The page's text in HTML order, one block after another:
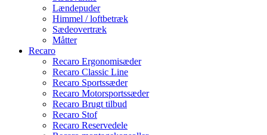
Lændepuder
Himmel / loftbetræk
Sædeovertræk
Måtter
Recaro
Recaro Ergonomisæder
Recaro Classic Line
Recaro Sportssæder
Recaro Motorsportssæder
Recaro Brugt tilbud
Recaro Stof
Recaro Reservedele